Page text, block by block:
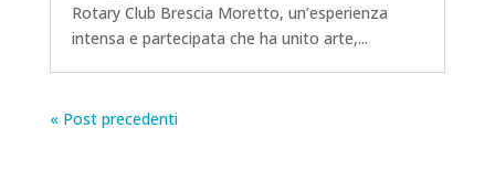
Rotary Club Brescia Moretto, un’esperienza
intensa e partecipata che ha unito arte,...
« Post precedenti